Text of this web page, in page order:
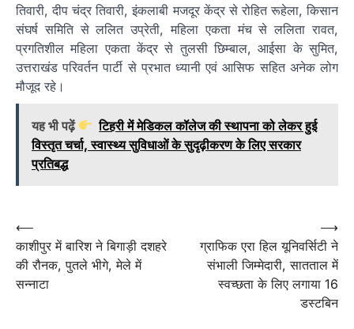
तिवारी, दीप चंद्र तिवारी, इंकलाबी मजदूर केंद्र से रोहित रूहेला, किसान
संघर्ष समिति से ललित उप्रेती, महिला एकता मंच से ललिता रावत,
प्रगतिशील महिला एकता केंद्र से तुलसी छिम्बाल, आईसा के सुमित,
उत्तराखंड परिवर्तन पार्टी से प्रभात ध्यानी एवं आसिफ सहित अनेक लोग
मौजूद रहे।
यह भी पढ़ें
टिहरी में मेडिकल कॉलेज की स्थापना को लेकर हुई
विस्तृत चर्चा, स्वास्थ्य सुविधाओं के सुदृढ़ीकरण के लिए सरकार
प्रतिबद्ध
Post
navigation
⟵
काशीपुर में बारिश ने बिगाड़ी दशहरे
की रौनक, पुतले भीगे, मेले में
सन्नाटा
ग्राफिक एरा हिल यूनिवर्सिटी ने
संभाली जिम्मेदारी, सातताल में
स्वच्छता के लिए लगाया 16
डस्टबिन
⟶